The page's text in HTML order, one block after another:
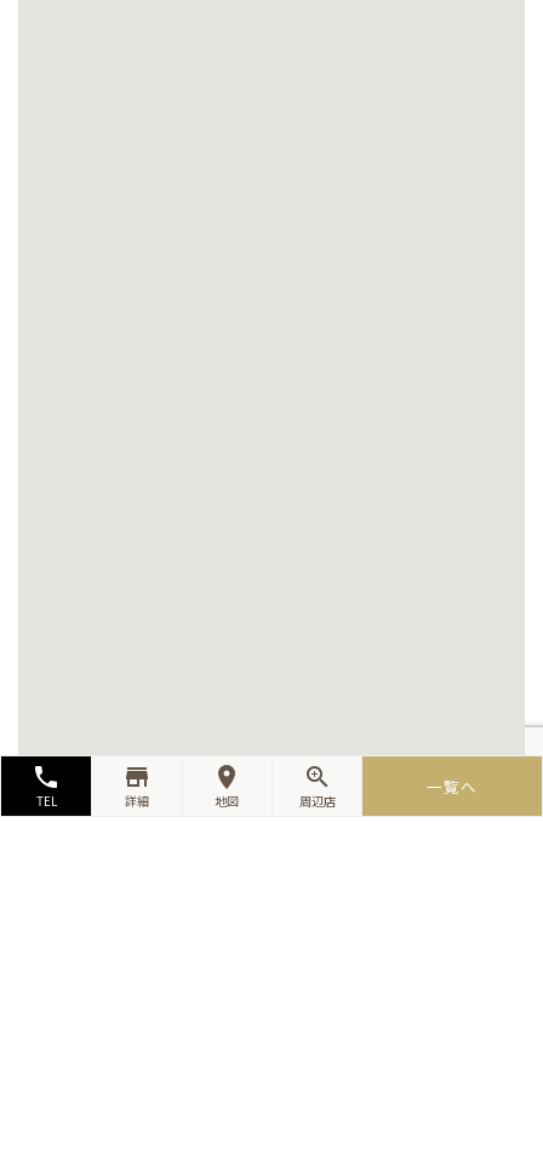
local_phone
TEL
store_mall_directory
詳細
room
地図
zoom_in
周辺店
一覧へ